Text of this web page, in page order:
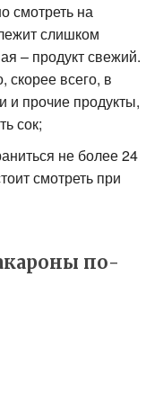
смотреть на
слишком
– продукт свежий.
скорее всего, в
и прочие продукты,
сок;
не более 24
смотреть при
по-